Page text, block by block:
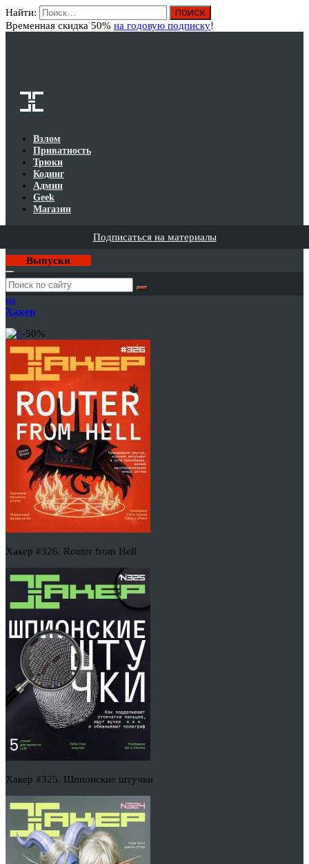
Найти:
Временная скидка 50% на годовую подписку!
Взлом
Приватность
Трюки
Кодинг
Админ
Geek
Магазин
Подписаться на материалы
Выпуски
Годовая
подписка
на
Хакер
-50%
Хакер #326. Router from Hell
Хакер #325. Шпионские штучки